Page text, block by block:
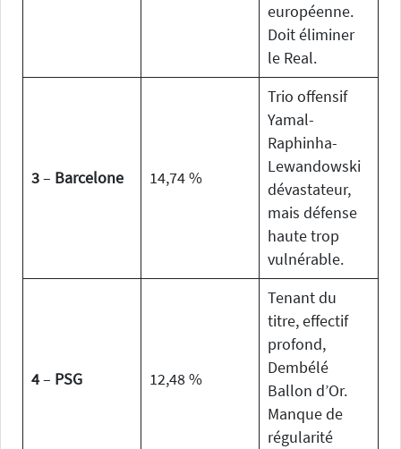
européenne.
Doit éliminer
le Real.
3– Barcelone 14,74 %
Trio offensif
Yamal-
Raphinha-
Lewandowski
dévastateur,
mais défense
haute trop
vulnérable.
4– PSG 12,48 %
Tenant du
titre, effectif
profond,
Dembélé
Ballon d’Or.
Manque de
régularité